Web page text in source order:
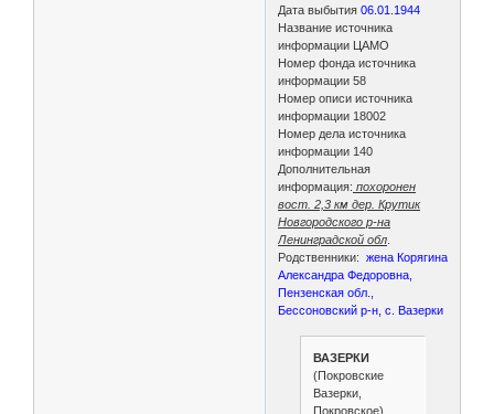
Дата выбытия06.01.1944
Название источника
информации ЦАМО
Номер фонда источника
информации 58
Номер описи источника
информации 18002
Номер дела источника
информации 140
Дополнительная
информация: похоронен
вост. 2,3 км дер. Крутик
Новгородского р-на
Ленинградской обл
Родственники:жена Корягина
Александра Федоровна,
Пензенская обл.,
Бессоновский р-н, с. Вазерки
ВАЗЕРКИ
(Покровские
Вазерки,
Покровское),